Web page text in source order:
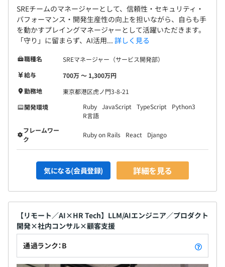
SREチームのマネージャーとして、信頼性・セキュリティ・
パフォーマンス・開発生産性の向上を担いながら、自らも手
を動かすプレイングマネージャーとして活躍いただきます。
「守り」に留まらず、AI活用... 詳しく見る
職種名
SREマネージャー（サービス開発部）
給与
700万 〜 1,300万円
勤務地
東京都港区虎ノ門3-8-21
開発環境
Ruby JavaScript TypeScript
Python3
R言語
フレームワー
ク
Ruby on Rails React Django
気になる(会員登録) 詳細を見る
【リモート／AI×HR Tech】LLM/AIエンジニア／プロダクト
開発×社内コンサル×顧客支援
通過ランク：B